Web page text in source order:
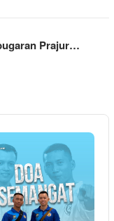
Prajur…